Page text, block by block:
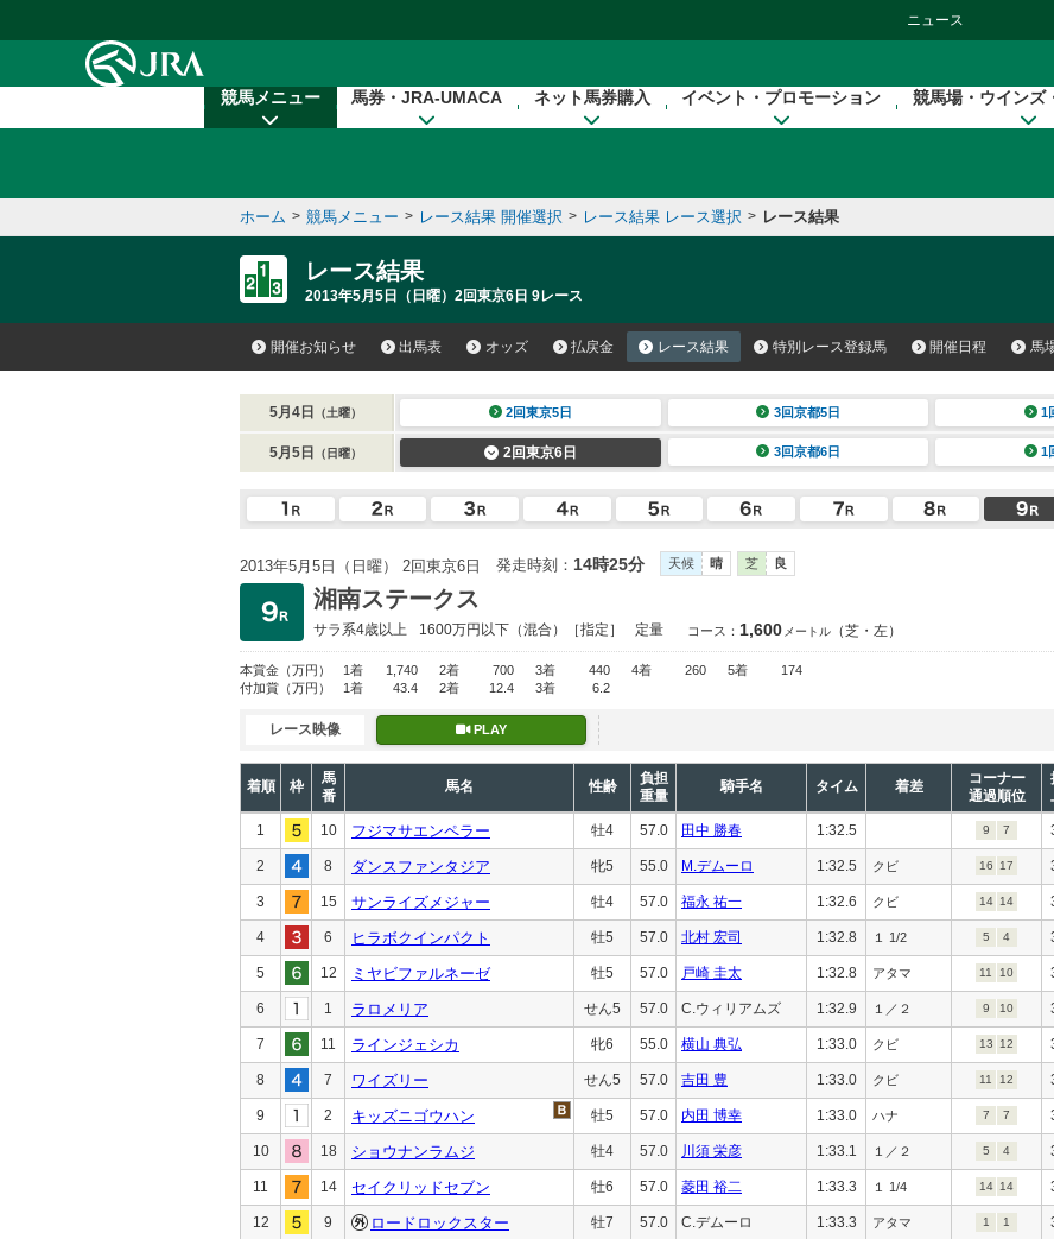
ニュース
競馬メニュー 馬券・JRA-UMACA ネット馬券購入 イベント・プロモーション 競馬場・ウインズ
ホーム > 競馬メニュー > レース結果 開催選択 > レース結果 レース選択 > レース結果
レース結果
2013年5月5日（日曜）2回東京6日 9レース
開催お知らせ 出馬表 オッズ 払戻金 レース結果 特別レース登録馬 開催日程 馬
5月4日 （土曜） 2回東京5日 3回京都5日 1
5月5日 （日曜） 2回東京6日 3回京都6日 1
2013年5月5日（日曜） 2回東京6日 発走時刻： 14時25分 天候 晴 芝 良
湘南ステークス
サラ系4歳以上 1600万円以下 （混合）［指定］ 定量 コース： 1,600 メートル （芝・左）
本賞金 （万円） 1着 1,740 2着 700 3着 440 4着 260 5着
174
付加賞 （万円） 1着 43.4 2着 12.4 3着 6.2
レース映像 PLAY
着順 枠
馬
番
馬名 性齢
負担
重量
騎手名 タイム 着差
コーナー
通過順位
1 10 フジマサエンペラー 牡4 57.0 田中 勝春 1:32.5 9 7
2 8 ダンスファンタジア 牝5 55.0 M.デムーロ 1:32.5 クビ 16 17
3 15 サンライズメジャー 牡4 57.0 福永 祐一 1:32.6 クビ 14 14
4 6 ヒラボクインパクト 牡5 57.0 北村 宏司 1:32.8 １ 1/2 5 4
5 12 ミヤビファルネーゼ 牡5 57.0 戸崎 圭太 1:32.8 アタマ 11 10
6 1 ラロメリア せん5 57.0 C.ウィリアムズ 1:32.9 １／２ 9 10
7 11 ラインジェシカ 牝6 55.0 横山 典弘 1:33.0 クビ 13 12
8 7 ワイズリー せん5 57.0 吉田 豊 1:33.0 クビ 11 12
9 2 キッズニゴウハン 牡5 57.0 内田 博幸 1:33.0 ハナ 7 7
10 18 ショウナンラムジ 牡4 57.0 川須 栄彦 1:33.1 １／２ 5 4
11 14 セイクリッドセブン 牡6 57.0 菱田 裕二 1:33.3 １ 1/4 14 14
12 9 ロードロックスター 牡7 57.0 C.デムーロ 1:33.3 アタマ 1 1